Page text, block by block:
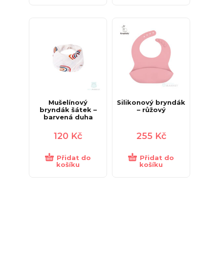
Mušelínový
bryndák šátek –
barvená duha
120 Kč
Přidat do
košíku
Silikonový bryndák
– růžový
255 Kč
Přidat do
košíku